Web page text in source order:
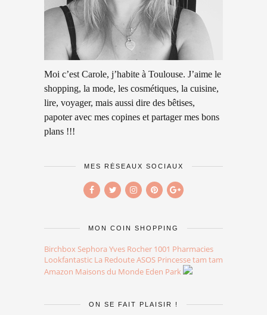
Moi c’est Carole, j’habite à Toulouse. J’aime le
shopping, la mode, les cosmétiques, la cuisine,
lire, voyager, mais aussi dire des bêtises,
papoter avec mes copines et partager mes bons
plans !!!
MES RÉSEAUX SOCIAUX
MON COIN SHOPPING
Birchbox Sephora Yves Rocher 1001 Pharmacies
Lookfantastic La RedouteASOS Princesse tam tam
Amazon Maisons du Monde Eden Park
ON SE FAIT PLAISIR !